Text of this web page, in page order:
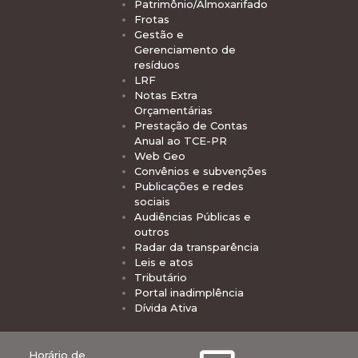
Patrimônio/Almoxarifado
Frotas
Gestão e
Gerenciamento de
resíduos
LRF
Notas Extra
Orçamentárias
Prestação de Contas
Anual ao TCE-PR
Web Geo
Convênios e subvenções
Publicações e redes
sociais
Audiências Públicas e
outros
Radar da transparência
Leis e atos
Tributário
Portal inadimplência
Dívida Ativa
Horário de